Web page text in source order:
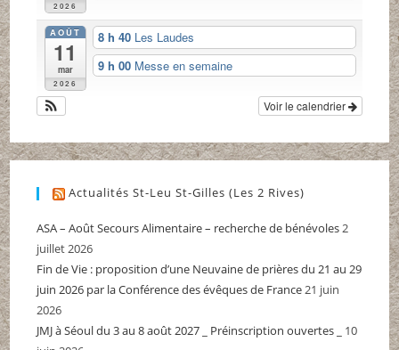
2026
AOÛT
11
mar
2026
8 h 40 Les Laudes
9 h 00 Messe en semaine
Voir le calendrier
Actualités St-Leu St-Gilles (Les 2 Rives)
ASA – Août Secours Alimentaire – recherche de bénévoles 2
juillet 2026
Fin de Vie : proposition d’une Neuvaine de prières du 21 au 29
juin 2026 par la Conférence des évêques de France 21 juin
2026
JMJ à Séoul du 3 au 8 août 2027 _ Préinscription ouvertes _
10